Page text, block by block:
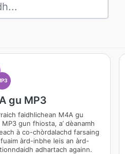
gu MP3
faidhlichean M4A gu
gun fhiosta, a’ dèanamh
à co-chòrdalachd farsaing
àrd-inbhe leis an àrd-
adhartach againn.